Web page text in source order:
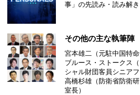
事」の先読み・読み解き
その他の主な執筆陣
宮本雄二（元駐中国特命
ブルース・ストークス
シャル財団客員シニアフ
高橋杉雄（防衛省防衛
室長）